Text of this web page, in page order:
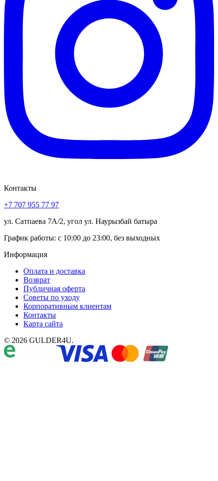
Контакты
+7 707 955 77 97
ул. Сатпаева 7А/2, угол ул. Наурызбай батыра
График работы: с 10:00 до 23:00, без выходных
Информация
Оплата и доставка
Возврат
Публичная оферта
Советы по уходу
Корпоративным клиентам
Контакты
Карта сайта
© 2026 GULDER4U.